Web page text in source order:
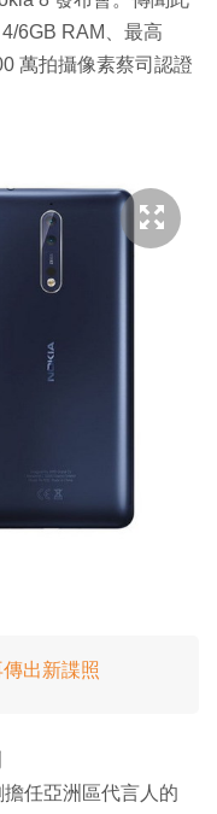
6GB RAM、最高
萬拍攝像素蔡司認證
出新諜照
任亞洲區代言人的